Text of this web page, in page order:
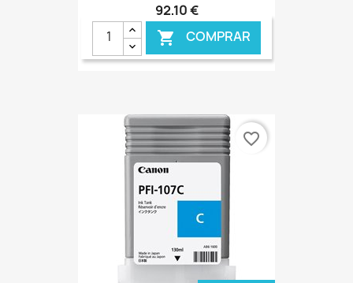
92,10 €
 COMPRAR
favorite_border